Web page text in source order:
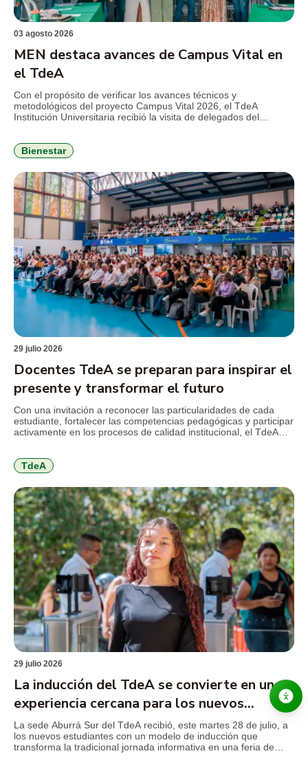
03 agosto 2026
MEN destaca avances de Campus Vital en
el TdeA
Con el propósito de verificar los avances técnicos y
metodológicos del proyecto Campus Vital 2026, el TdeA
Institución Universitaria recibió la visita de delegados del
estudiantil y consolidar estrategias de bienestar con enfoque
integral. Durante la jornada, el […]
Bienestar
29 julio 2026
Docentes TdeA se preparan para inspirar el
presente y transformar el futuro
Con una invitación a reconocer las particularidades de cada
estudiante, fortalecer las competencias pedagógicas y participar
activamente en los procesos de calidad institucional, el TdeA
docentes nuevos y antiguos alrededor de los principales retos
que plantea […]
TdeA
29 julio 2026
La inducción del TdeA se convierte en una
experiencia cercana para los nuevos
estudiantes
La sede Aburrá Sur del TdeA recibió, este martes 28 de julio, a
los nuevos estudiantes con un modelo de inducción que
transforma la tradicional jornada informativa en una feria de